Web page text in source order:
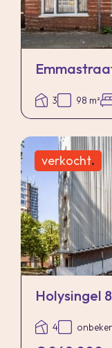
3 98 m²
verkocht.
Holysingel
4